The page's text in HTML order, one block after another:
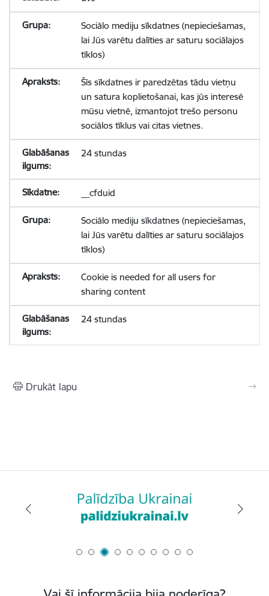
Sociālo mediju sīkdatnes (nepieciešamas,
lai Jūs varētu dalīties ar saturu sociālajos
tīklos)
Šīs sīkdatnes ir paredzētas tādu vietņu
un satura koplietošanai, kas jūs interesē
mūsu vietnē, izmantojot trešo personu
sociālos tīklus vai citas vietnes.
24 stundas
__cfduid
Sociālo mediju sīkdatnes (nepieciešamas,
lai Jūs varētu dalīties ar saturu sociālajos
tīklos)
Cookie is needed for all users for
sharing content
24 stundas
Drukāt lapu